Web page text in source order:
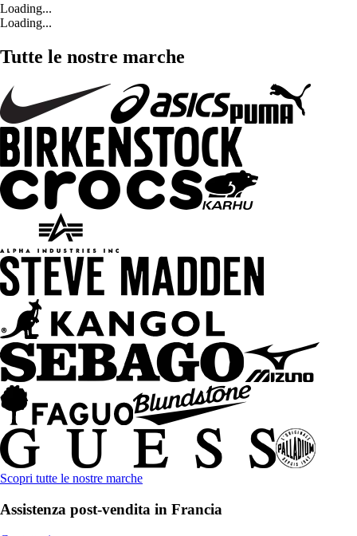
Loading...
Loading...
Tutte le nostre marche
Scopri tutte le nostre marche
Assistenza post-vendita in Francia